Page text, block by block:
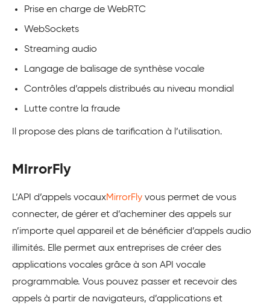
Prise en charge de WebRTC
WebSockets
Streaming audio
Langage de balisage de synthèse vocale
Contrôles d’appels distribués au niveau mondial
Lutte contre la fraude
Il propose des plans de tarification à l’utilisation.
MirrorFly
L’API d’appels vocauxMirrorFly vous permet de vous
connecter, de gérer et d’acheminer des appels sur
n’importe quel appareil et de bénéficier d’appels audio
illimités. Elle permet aux entreprises de créer des
applications vocales grâce à son API vocale
programmable. Vous pouvez passer et recevoir des
appels à partir de navigateurs, d’applications et